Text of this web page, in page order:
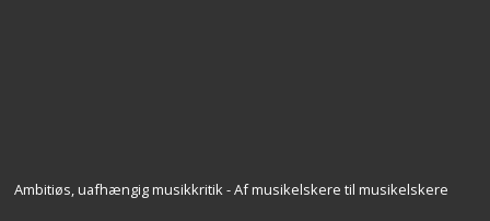
Ambitiøs, uafhængig musikkritik - Af musikelskere til musikelskere